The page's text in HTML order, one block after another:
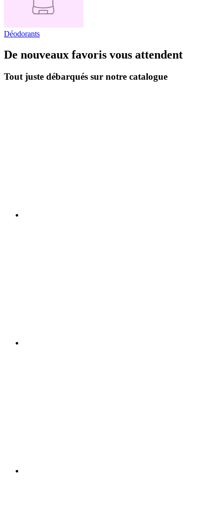
Déodorants
De nouveaux favoris vous attendent
Tout juste débarqués sur notre catalogue